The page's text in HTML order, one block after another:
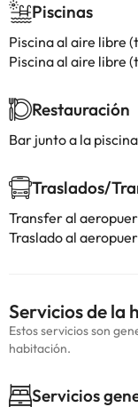
Piscinas
Piscina al aire libre
Piscina al aire libre
Restauración
Bar junto a la
Traslados/
Transfer al
Traslado al
Servicios de la
Estos servicios son
habitación.
Servicios